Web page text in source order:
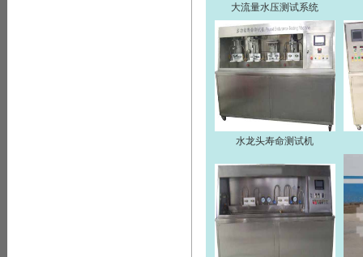
大流量水压测试系统
水龙头寿命测试机